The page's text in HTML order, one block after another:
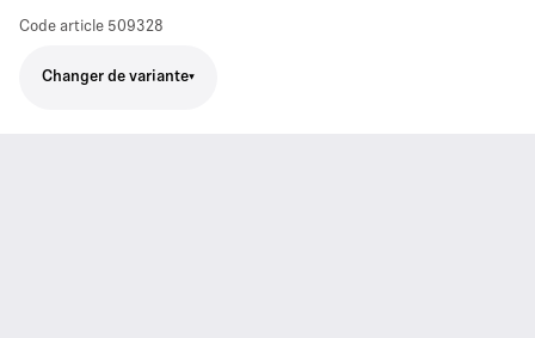
Code article 509328
Changer de variante